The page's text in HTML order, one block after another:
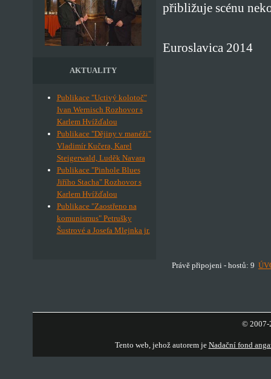
AKTUALITY
Publikace "Uctivý kolotoč"
Ivan Wernisch Rozhovor s
Karlem Hvížďalou
Publikace "Dějiny v manéži"
Vladimír Kučera, Karel
Steigerwald, Luděk Navara
Publikace "Pinhole Blues
Jiřího Stacha" Rozhovor s
Karlem Hvížďalou
Publikace "Zaostřeno na
komunismus" Petrušky
Šustrové a Josefa Mlejnka jr.
přibližuje scénu
Euroslavica 2014
Právě připojeni - hostů: 9
© 2007-
Tento web, jehož autorem je Nadační fond